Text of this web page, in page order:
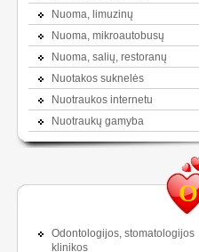
Nuoma, limuzinų
Nuoma, mikroautobusų
Nuoma, salių, restoranų
Nuotakos suknelės
Nuotraukos internetu
Nuotraukų gamyba
O
Odontologijos, stomatologijos
klinikos